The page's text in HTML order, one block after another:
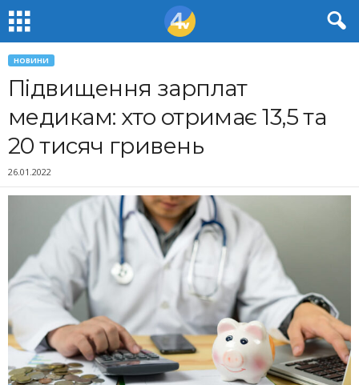
НОВИНИ
Підвищення зарплат
медикам: хто отримає 13,5 та
20 тисяч гривень
26.01.2022